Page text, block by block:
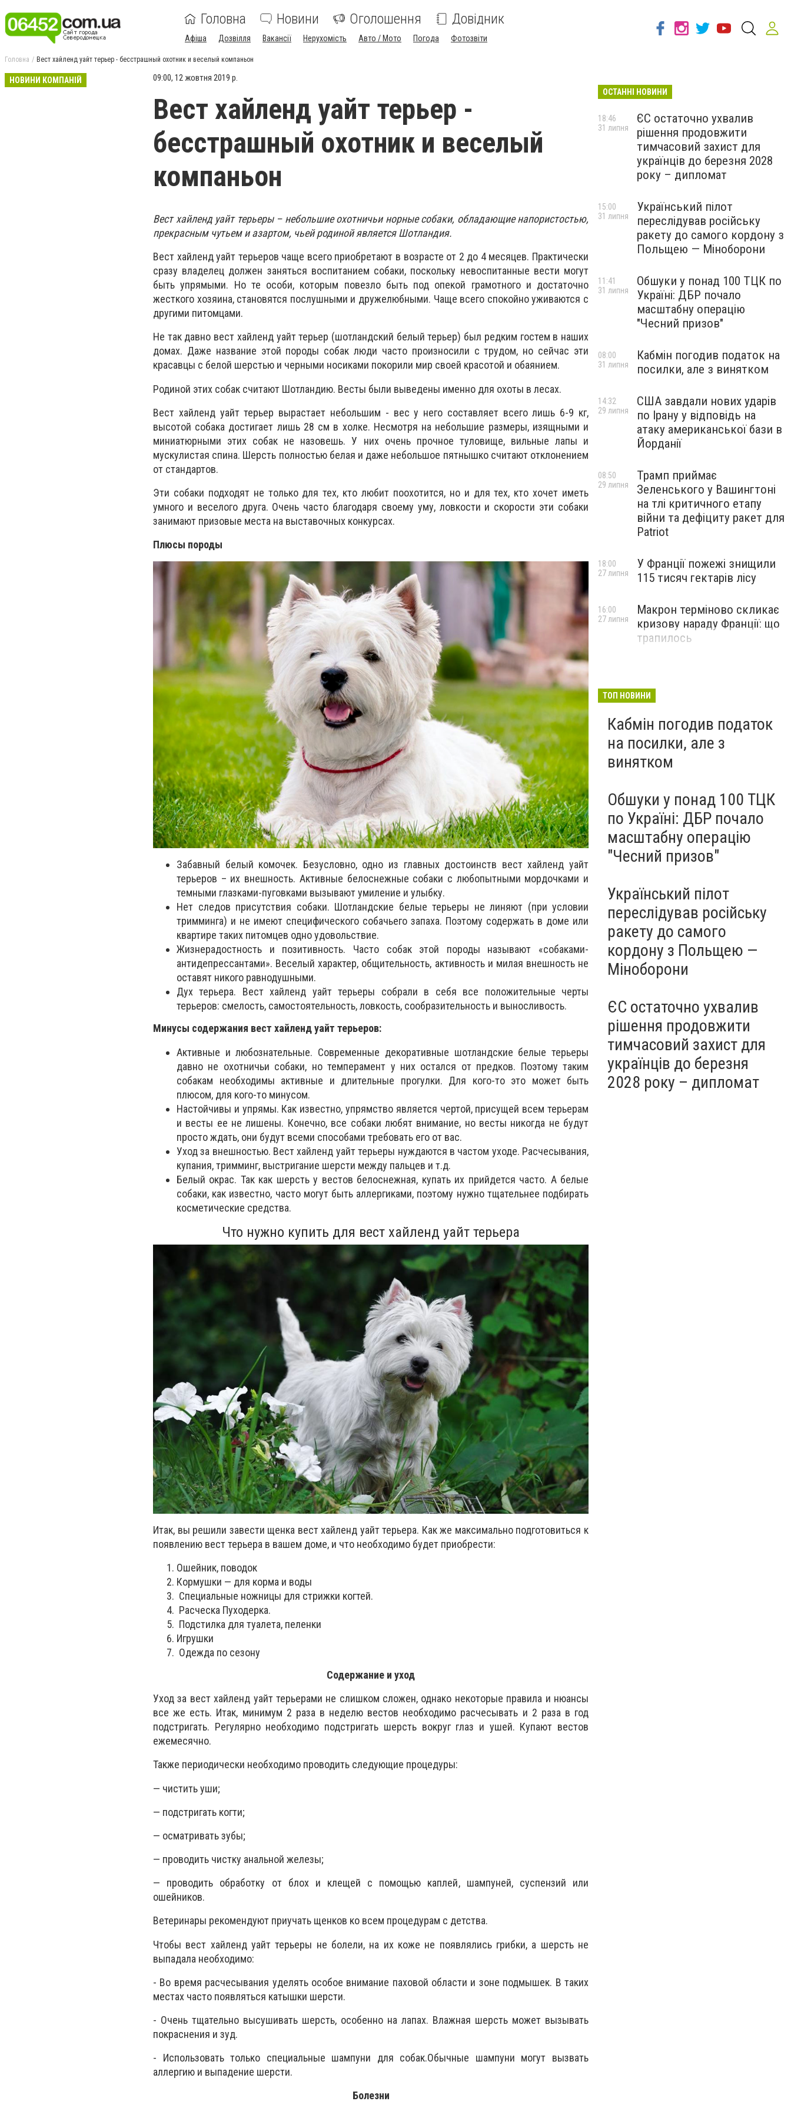
Головна Новини Оголошення Довідник
Афіша Дозвілля Вакансії Нерухомість Авто / Мото Погода Фотозвіти
Головна Вест хайленд уайт терьер - бесстрашный охотник и веселый компаньон
НОВИНИ КОМПАНІЙ 09:00, 12 жовтня 2019 р.
Вест хайленд уайт терьер -
бесстрашный охотник и веселый
компаньон
Вест хайленд уайт терьеры – небольшие охотничьи норные собаки, обладающие напористостью,
прекрасным чутьем и азартом, чьей родиной является Шотландия.
Вест хайленд уайт терьеров чаще всего приобретают в возрасте от 2 до 4 месяцев. Практически
сразу владелец должен заняться воспитанием собаки, поскольку невоспитанные вести могут
быть упрямыми. Но те особи, которым повезло быть под опекой грамотного и достаточно
жесткого хозяина, становятся послушными и дружелюбными. Чаще всего спокойно уживаются с
другими питомцами.
Не так давно вест хайленд уайт терьер (шотландский белый терьер) был редким гостем в наших
домах. Даже название этой породы собак люди часто произносили с трудом, но сейчас эти
красавцы с белой шерстью и черными носиками покорили мир своей красотой и обаянием.
Родиной этих собак считают Шотландию. Весты были выведены именно для охоты в лесах.
Вест хайленд уайт терьер вырастает небольшим - вес у него составляет всего лишь 6-9 кг,
высотой собака достигает лишь 28 см в холке. Несмотря на небольшие размеры, изящными и
миниатюрными этих собак не назовешь. У них очень прочное туловище, вильные лапы и
мускулистая спина. Шерсть полностью белая и даже небольшое пятнышко считают отклонением
от стандартов.
Эти собаки подходят не только для тех, кто любит поохотится, но и для тех, кто хочет иметь
умного и веселого друга. Очень часто благодаря своему уму, ловкости и скорости эти собаки
занимают призовые места на выставочных конкурсах.
Плюсы породы
Забавный белый комочек. Безусловно, одно из главных достоинств вест хайленд уайт
терьеров – их внешность. Активные белоснежные собаки с любопытными мордочками и
темными глазками-пуговками вызывают умиление и улыбку.
Нет следов присутствия собаки. Шотландские белые терьеры не линяют (при условии
тримминга) и не имеют специфического собачьего запаха. Поэтому содержать в доме или
квартире таких питомцев одно удовольствие.
Жизнерадостность и позитивность. Часто собак этой породы называют «собаками-
антидепрессантами». Веселый характер, общительность, активность и милая внешность не
оставят никого равнодушными.
Дух терьера. Вест хайленд уайт терьеры собрали в себя все положительные черты
терьеров: смелость, самостоятельность, ловкость, сообразительность и выносливость.
Минусы содержания вест хайленд уайт терьеров:
Активные и любознательные. Современные декоративные шотландские белые терьеры
давно не охотничьи собаки, но темперамент у них остался от предков. Поэтому таким
собакам необходимы активные и длительные прогулки. Для кого-то это может быть
плюсом, для кого-то минусом.
Настойчивы и упрямы. Как известно, упрямство является чертой, присущей всем терьерам
и весты ее не лишены. Конечно, все собаки любят внимание, но весты никогда не будут
просто ждать, они будут всеми способами требовать его от вас.
Уход за внешностью. Вест хайленд уайт терьеры нуждаются в частом уходе. Расчесывания,
купания, тримминг, выстригание шерсти между пальцев и т.д.
Белый окрас. Так как шерсть у вестов белоснежная, купать их прийдется часто. А белые
собаки, как известно, часто могут быть аллергиками, поэтому нужно тщательнее подбирать
косметические средства.
Что нужно купить для вест хайленд уайт терьера
Итак, вы решили завести щенка вест хайленд уайт терьера. Как же максимально подготовиться к
появлению вест терьера в вашем доме, и что необходимо будет приобрести:
Ошейник, поводок
Кормушки — для корма и воды
Специальные ножницы для стрижки когтей.
Расческа Пуходерка.
Подстилка для туалета, пеленки
Игрушки
Одежда по сезону
Содержание и уход
Уход за вест хайленд уайт терьерами не слишком сложен, однако некоторые правила и нюансы
все же есть. Итак, минимум 2 раза в неделю вестов необходимо расчесывать и 2 раза в год
подстригать. Регулярно необходимо подстригать шерсть вокруг глаз и ушей. Купают вестов
ежемесячно.
Также периодически необходимо проводить следующие процедуры:
— чистить уши;
— подстригать когти;
— осматривать зубы;
— проводить чистку анальной железы;
— проводить обработку от блох и клещей с помощью каплей, шампуней, суспензий или
ошейников.
Ветеринары рекомендуют приучать щенков ко всем процедурам с детства.
Чтобы вест хайленд уайт терьеры не болели, на их коже не появлялись грибки, а шерсть не
выпадала необходимо:
- Во время расчесывания уделять особое внимание паховой области и зоне подмышек. В таких
местах часто появляться катышки шерсти.
- Очень тщательно высушивать шерсть, особенно на лапах. Влажная шерсть может вызывать
покраснения и зуд.
- Использовать только специальные шампуни для собак.Обычные шампуни могут вызвать
аллергию и выпадение шерсти.
Болезни
ОСТАННІ НОВИНИ
ЄС остаточно ухвалив
рішення продовжити
тимчасовий захист для
українців до березня 2028
року – дипломат
18:46
31 липня
Український пілот
переслідував російську
ракету до самого кордону з
Польщею — Міноборони
15:00
31 липня
Обшуки у понад 100 ТЦК по
Україні: ДБР почало
масштабну операцію
"Чесний призов"
11:41
31 липня
Кабмін погодив податок на
посилки, але з винятком
08:00
31 липня
США завдали нових ударів
по Ірану у відповідь на
атаку американської бази в
Йорданії
14:32
29 липня
Трамп приймає
Зеленського у Вашингтоні
на тлі критичного етапу
війни та дефіциту ракет для
Patriot
08:50
29 липня
У Франції пожежі знищили
115 тисяч гектарів лісу
18:00
27 липня
Макрон терміново скликає
кризову нараду Франції: що
трапилось
16:00
27 липня
ТОП НОВИНИ
Кабмін погодив податок
на посилки, але з
винятком
Обшуки у понад 100 ТЦК
по Україні: ДБР почало
масштабну операцію
"Чесний призов"
Український пілот
переслідував російську
ракету до самого
кордону з Польщею —
Міноборони
ЄС остаточно ухвалив
рішення продовжити
тимчасовий захист для
українців до березня
2028 року – дипломат